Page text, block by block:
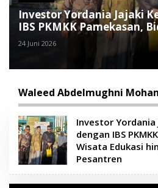
Investor Yordania Jajaki
IBS PKMKK Pamekasan,
hingga Ekonomi Sirkular
24 Juni 2026
Waleed Abdelmughni
Investor Yordania
dengan IBS
Wisata Edukasi
Pesantren